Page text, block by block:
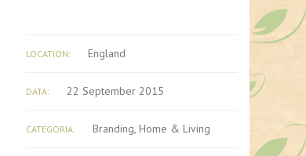
LOCATION: England
DATA: 22 September 2015
CATEGORIA: Branding Home & Living